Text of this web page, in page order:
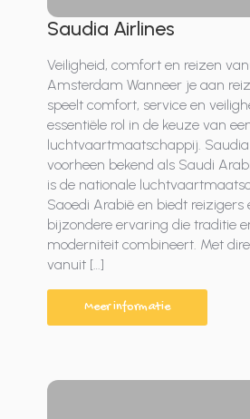
Saudia Airlines
Veiligheid, comfort en reizen
Amsterdam Wanneer je aan
speelt comfort, service en
essentiële rol in de keuze van
luchtvaartmaatschappij. Saudia
voorheen bekend als Saudi
is de nationale
Saoedi Arabië en biedt reizigers
bijzondere ervaring die traditie
moderniteit combineert. Met
vanuit […]
Meer informatie